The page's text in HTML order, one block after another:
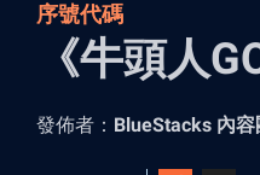
序號代碼
《牛頭人
發佈者： BlueStacks 內容